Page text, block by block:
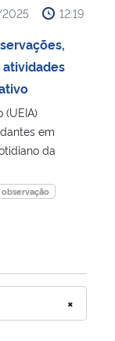
12:19
em
da
observação
×